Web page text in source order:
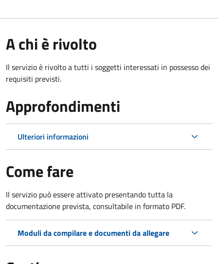
A chi è rivolto
Il servizio è rivolto a tutti i soggetti interessati in possesso dei
requisiti previsti.
Approfondimenti
Ulteriori informazioni
Come fare
Il servizio può essere attivato presentando tutta la
documentazione prevista, consultabile in formato PDF.
Moduli da compilare e documenti da allegare